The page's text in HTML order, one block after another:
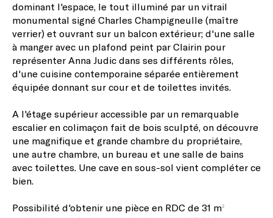
dominant l'espace, le tout illuminé par un vitrail
monumental signé Charles Champigneulle (maître
verrier) et ouvrant sur un balcon extérieur; d'une salle
à manger avec un plafond peint par Clairin pour
représenter Anna Judic dans ses différents rôles,
d'une cuisine contemporaine séparée entièrement
équipée donnant sur cour et de toilettes invités.
A l'étage supérieur accessible par un remarquable
escalier en colimaçon fait de bois sculpté, on découvre
une magnifique et grande chambre du propriétaire,
une autre chambre, un bureau et une salle de bains
avec toilettes. Une cave en sous-sol vient compléter ce
bien.
Possibilité d'obtenir une pièce en RDC de 31 m²